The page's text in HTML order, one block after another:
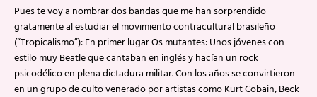
Pues te voy a nombrar dos bandas que me han sorprendido
gratamente al estudiar el movimiento contracultural brasileño
(“Tropicalismo”): En primer lugar Os mutantes: Unos jóvenes con
estilo muy Beatle que cantaban en inglés y hacían un rock
psicodélico en plena dictadura militar. Con los años se convirtieron
en un grupo de culto venerado por artistas como Kurt Cobain, Beck